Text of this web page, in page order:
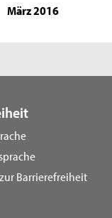
März 2016
Barrierefreiheit